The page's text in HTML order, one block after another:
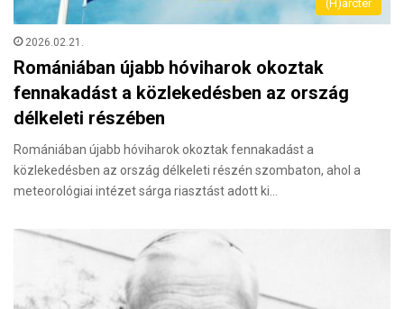
(H)arctér
2026.02.21.
Romániában újabb hóviharok okoztak
fennakadást a közlekedésben az ország
délkeleti részében
Romániában újabb hóviharok okoztak fennakadást a
közlekedésben az ország délkeleti részén szombaton, ahol a
meteorológiai intézet sárga riasztást adott ki…